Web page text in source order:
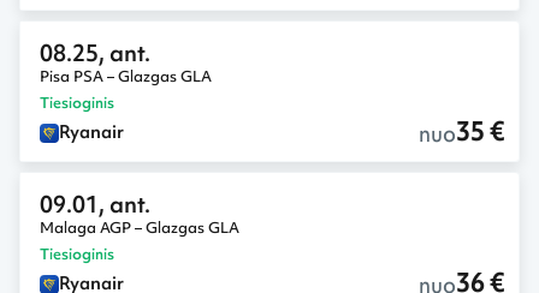
08.25, ant.
Pisa PSA – Glazgas GLA
Tiesioginis
Ryanair nuo35 €
09.01, ant.
Malaga AGP – Glazgas GLA
Tiesioginis
Ryanair nuo36 €